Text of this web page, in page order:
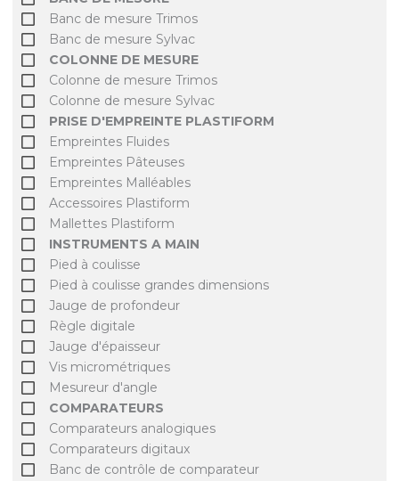
Banc de mesure Trimos
Banc de mesure Sylvac
COLONNE DE MESURE
Colonne de mesure Trimos
Colonne de mesure Sylvac
PRISE D'EMPREINTE PLASTIFORM
Empreintes Fluides
Empreintes Pâteuses
Empreintes Malléables
Accessoires Plastiform
Mallettes Plastiform
INSTRUMENTS A MAIN
Pied à coulisse
Pied à coulisse grandes dimensions
Jauge de profondeur
Règle digitale
Jauge d'épaisseur
Vis micrométriques
Mesureur d'angle
COMPARATEURS
Comparateurs analogiques
Comparateurs digitaux
Banc de contrôle de comparateur